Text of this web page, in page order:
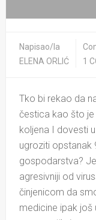
Napisao/la
ELENA ORLIĆ
1
Tko bi rekao da
čestica kao što
koljena I dovesti
ugroziti opstanak
gospodarstva?
agresivniji od
činjenicom da
medicine ipak